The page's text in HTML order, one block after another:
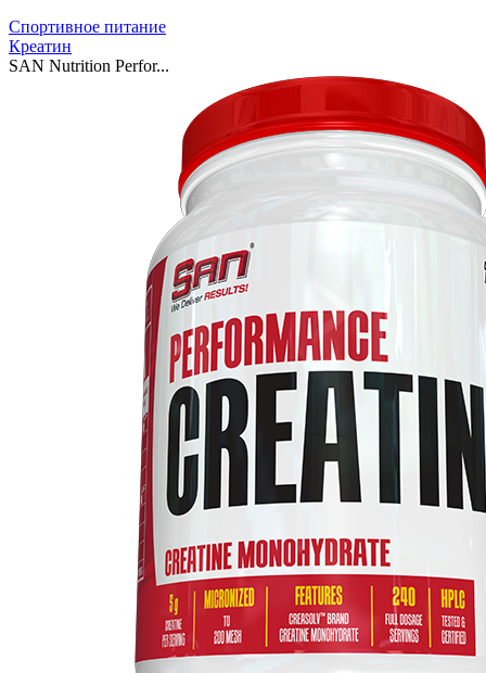
Спортивное питание
Креатин
SAN Nutrition Perfor...